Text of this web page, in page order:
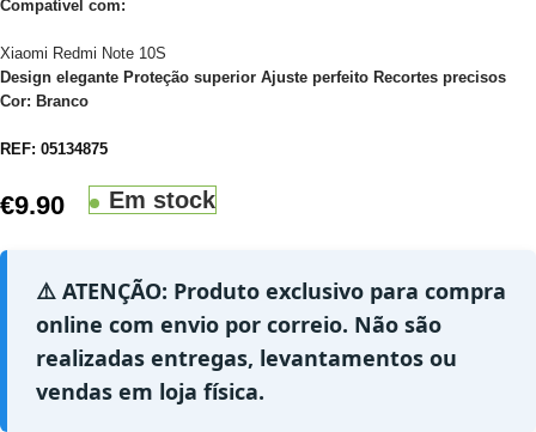
Compatível com:
Xiaomi Redmi Note 10S
Design elegante Proteção superior Ajuste perfeito Recortes precisos
Cor: Branco
REF: 05134875
€9.90 Em stock
⚠️ ATENÇÃO: Produto exclusivo para compra
online com envio por correio. Não são
realizadas entregas, levantamentos ou
vendas em loja física.